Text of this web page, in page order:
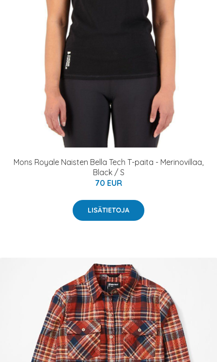
Mons Royale Naisten Bella Tech T-paita - Merinovillaa,
Black / S
70 EUR
LISÄTIETOJA